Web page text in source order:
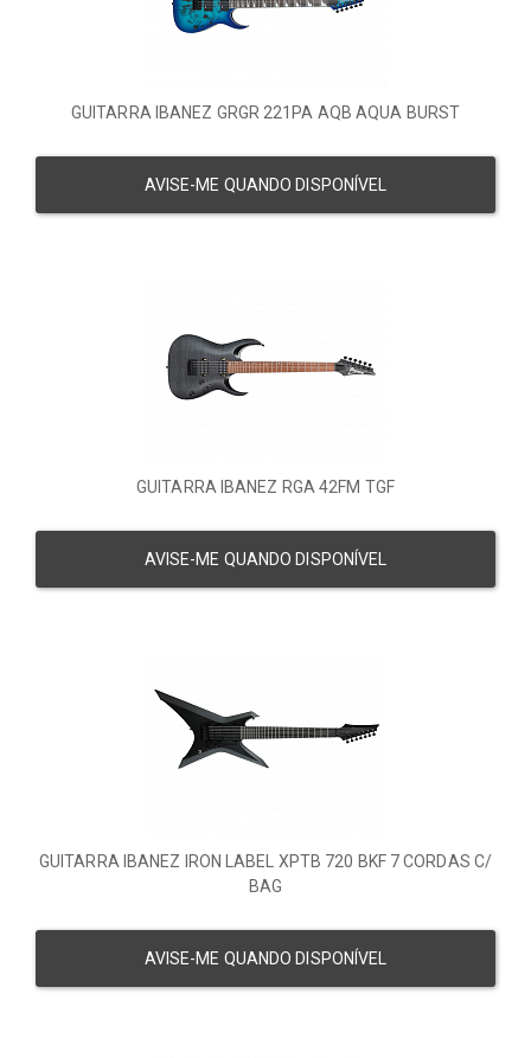
GUITARRA IBANEZ GRGR 221PA AQB AQUA BURST
AVISE-ME QUANDO DISPONÍVEL
GUITARRA IBANEZ RGA 42FM TGF
AVISE-ME QUANDO DISPONÍVEL
GUITARRA IBANEZ IRON LABEL XPTB 720 BKF 7 CORDAS C/
BAG
AVISE-ME QUANDO DISPONÍVEL